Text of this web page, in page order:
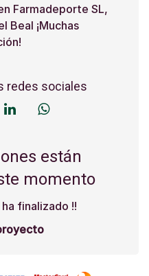
Farmadeporte SL,
Beal ¡Muchas
redes sociales
están
momento
ha finalizado !!